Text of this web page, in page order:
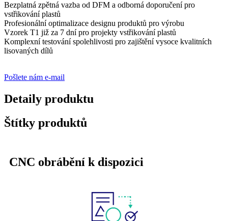
Bezplatná zpětná vazba od DFM a odborná doporučení pro
vstřikování plastů
Profesionální optimalizace designu produktů pro výrobu
Vzorek T1 již za 7 dní pro projekty vstřikování plastů
Komplexní testování spolehlivosti pro zajištění vysoce kvalitních
lisovaných dílů
Pošlete nám e-mail
Detaily produktu
Štítky produktů
CNC obrábění k dispozici